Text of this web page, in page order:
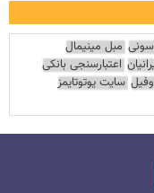
مبل مینیمال
اعتبارسنجی بانکی
سایت یوتوتایمز